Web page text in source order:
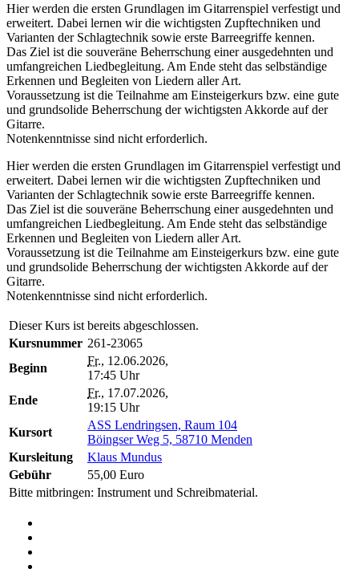
Hier werden die ersten Grundlagen im Gitarrenspiel verfestigt und
erweitert. Dabei lernen wir die wichtigsten Zupftechniken und
Varianten der Schlagtechnik sowie erste Barreegriffe kennen.
Das Ziel ist die souveräne Beherrschung einer ausgedehnten und
umfangreichen Liedbegleitung. Am Ende steht das selbständige
Erkennen und Begleiten von Liedern aller Art.
Voraussetzung ist die Teilnahme am Einsteigerkurs bzw. eine gute
und grundsolide Beherrschung der wichtigsten Akkorde auf der
Gitarre.
Notenkenntnisse sind nicht erforderlich.
Hier werden die ersten Grundlagen im Gitarrenspiel verfestigt und
erweitert. Dabei lernen wir die wichtigsten Zupftechniken und
Varianten der Schlagtechnik sowie erste Barreegriffe kennen.
Das Ziel ist die souveräne Beherrschung einer ausgedehnten und
umfangreichen Liedbegleitung. Am Ende steht das selbständige
Erkennen und Begleiten von Liedern aller Art.
Voraussetzung ist die Teilnahme am Einsteigerkurs bzw. eine gute
und grundsolide Beherrschung der wichtigsten Akkorde auf der
Gitarre.
Notenkenntnisse sind nicht erforderlich.
Dieser Kurs ist bereits abgeschlossen.
Kursnummer 261-23065
Beginn
Fr., 12.06.2026,
17:45 Uhr
Ende
Fr., 17.07.2026,
19:15 Uhr
Kursort
ASS Lendringsen, Raum 104
Böingser Weg 5, 58710 Menden
Kursleitung
Klaus Mundus
Gebühr
55,00 Euro
Bitte mitbringen: Instrument und Schreibmaterial.